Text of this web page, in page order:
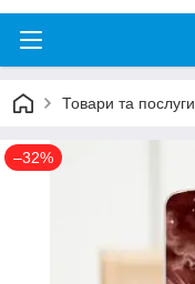
Товари та послуги
–32%